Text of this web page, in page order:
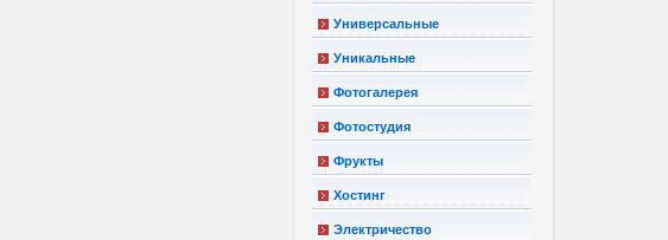
Универсальные
Уникальные
Фотогалерея
Фотостудия
Фрукты
Хостинг
Электричество